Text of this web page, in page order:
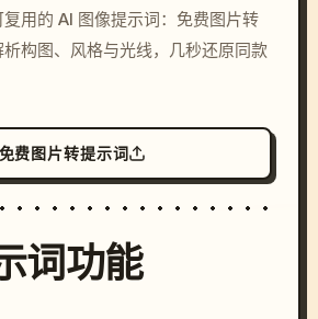
c, cyberpunk sunset, neon
colors, 8k --v 6.0
用的 AI 图像提示词：免费图片转
构图、风格与光线，几秒还原同款
免费图片转提示词
词功能